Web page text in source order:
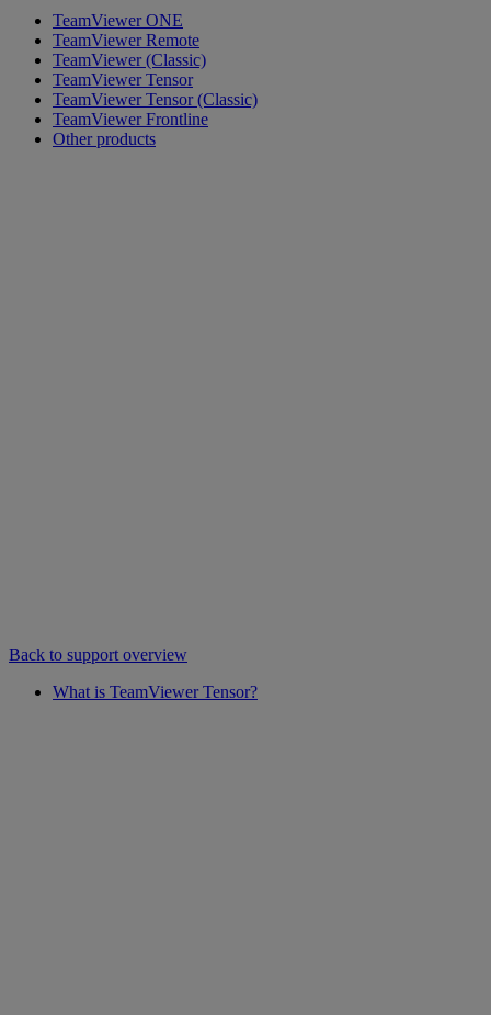
TeamViewer ONE
TeamViewer Remote
TeamViewer (Classic)
TeamViewer Tensor
TeamViewer Tensor (Classic)
TeamViewer Frontline
Other products
Back to support overview
What is TeamViewer Tensor?